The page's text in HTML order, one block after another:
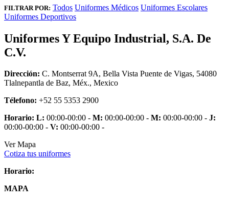
FILTRAR POR: Todos Uniformes Médicos Uniformes Escolares
Uniformes Deportivos
Uniformes Y Equipo Industrial, S.A. De
C.V.
Dirección: C. Montserrat 9A, Bella Vista Puente de Vigas, 54080
Tlalnepantla de Baz, Méx., Mexico
Télefono: +52 55 5353 2900
Horario: L: 00:00-00:00 - M: 00:00-00:00 - M: 00:00-00:00 - J:
00:00-00:00 - V: 00:00-00:00 -
Ver Mapa
Cotiza tus uniformes
Horario:
MAPA